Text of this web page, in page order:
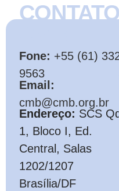
Fone: +55 (61)
9563
Email:
cmb@cmb.org.br
Endereço: SCS
1, Bloco I, Ed.
Central, Salas
1202/1207
Brasília/DF